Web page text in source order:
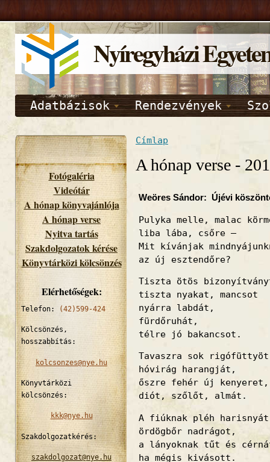
Nyíregyházi
Adatbázisok Rendezvények
Fotógaléria
Videótár
A hónap könyvajánlója
A hónap verse
Nyitva tartás
Szakdolgozatok kérése
Könyvtárközi kölcsönzés
Elérhetőségek:
Telefon: (42)599-424
Kölcsönzés,
hosszabbítás:
kolcsonzes@nye.hu
Könyvtárközi
kölcsönzés:
kkk@nye.hu
Szakdolgozatkérés:
szakdolgozat@nye.hu
Címlap
A hónap verse -
Weöres Sándor: Újévi
Pulyka melle, malac
liba lába, csőre –
Mit kívánjak
az új esztendőre?
Tiszta ötös
tiszta nyakat, mancsot
nyárra labdát,
fürdőruhát,
télre jó bakancsot.
Tavaszra sok
hóvirág harangját,
őszre fehér új kenyeret,
diót, szőlőt, almát.
A fiúknak pléh
ördögbőr nadrágot,
a lányoknak tűt és
ha mégis kivásott.